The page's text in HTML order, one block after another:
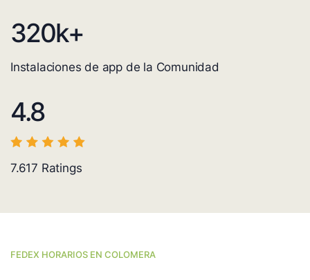
320k+
Instalaciones de app de la Comunidad
4.8
7.617 Ratings
FEDEX HORARIOS EN COLOMERA